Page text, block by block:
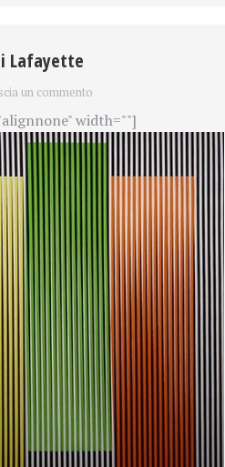
Lafayette
un commento
width=""]